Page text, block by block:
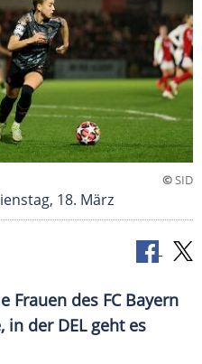
©SID
18. März
Frauen des FC Bayern
in der DEL geht es